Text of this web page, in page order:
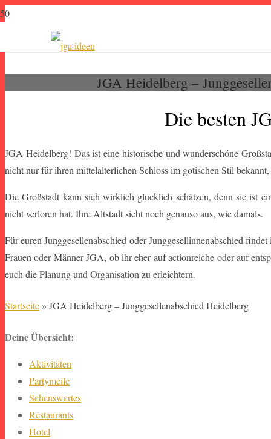
JGA Heidelberg –
Die besten
JGA Heidelberg! Das ist eine historische und wunderschöne
nicht nur für ihren mittelalterlichen Schloss im gotischen Stil
Die Großstadt kann sich wirklich glücklich schätzen, denn sie ist
nicht verloren hat. Ihre Altstadt sieht noch genauso aus, wie damals.
Für euren Junggesellenabschied oder Junggesellinnenabschied
Frauen oder Männer JGA, ob ihr eher auf actionreiche oder auf
euch die Planung und Organisation zu erleichtern.
Startseite » JGA Heidelberg – Junggesellenabschied Heidelberg
Deine Übersicht:
Aktivitäten
Partymeile
Sehenswertes
Restaurants
Hotel